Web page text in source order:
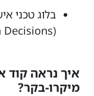
בלוג טכני
(Design Decisions).
מיקרו-בקר?